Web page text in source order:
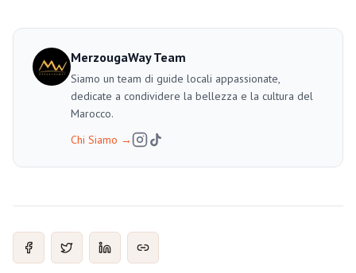
MerzougaWay Team
Siamo un team di guide locali appassionate,
dedicate a condividere la bellezza e la cultura del
Marocco.
Chi Siamo →